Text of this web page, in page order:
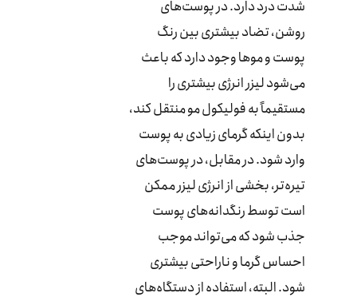
شدت درد دارد. در پوست‌های
روشن، تضاد بیشتری بین رنگ
پوست و موها وجود دارد که باعث
می‌شود لیزر انرژی بیشتری را
مستقیماً به فولیکول مو منتقل کند،
بدون اینکه گرمای زیادی به پوست
وارد شود. در مقابل، در پوست‌های
تیره‌تر، بخشی از انرژی لیزر ممکن
است توسط رنگدانه‌های پوست
جذب شود که می‌تواند موجب
احساس گرما و ناراحتی بیشتری
شود. البته، استفاده از دستگاه‌های